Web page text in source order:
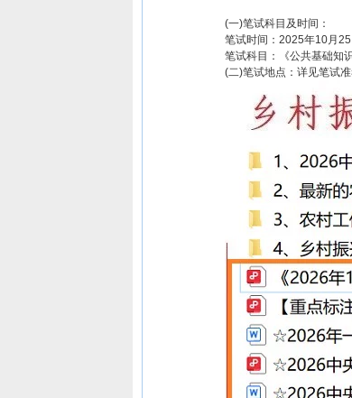
(一)笔试科目及时间：
笔试时间：2025年10月
笔试科目：《公共基础知识
(二)笔试地点：详见笔试